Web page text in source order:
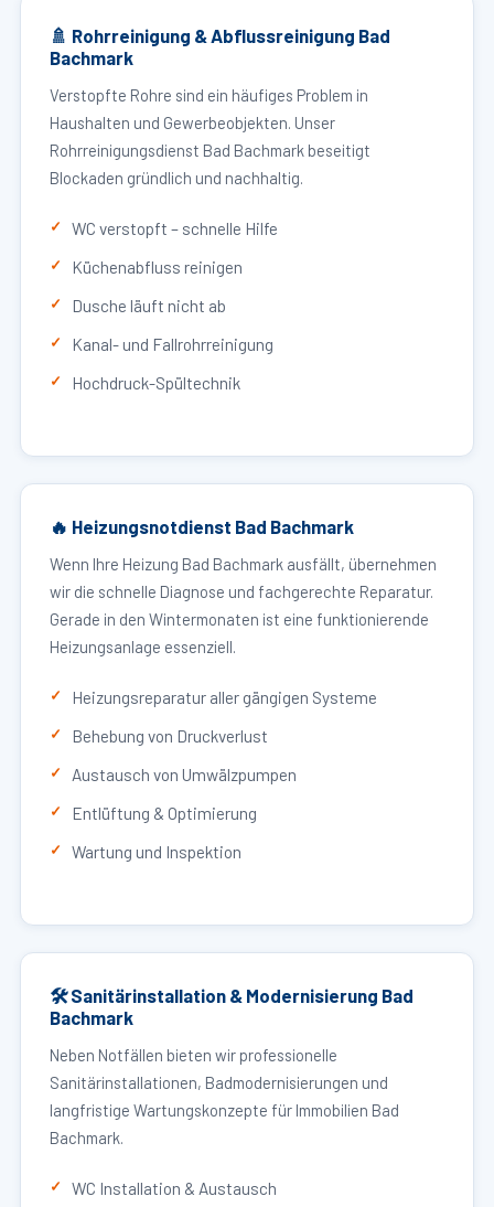
🚿 Rohrreinigung & Abflussreinigung Bad
Bachmark
Verstopfte Rohre sind ein häufiges Problem in
Haushalten und Gewerbeobjekten. Unser
Rohrreinigungsdienst Bad Bachmark beseitigt
Blockaden gründlich und nachhaltig.
WC verstopft – schnelle Hilfe
Küchenabfluss reinigen
Dusche läuft nicht ab
Kanal- und Fallrohrreinigung
Hochdruck-Spültechnik
🔥 Heizungsnotdienst Bad Bachmark
Wenn Ihre Heizung Bad Bachmark ausfällt, übernehmen
wir die schnelle Diagnose und fachgerechte Reparatur.
Gerade in den Wintermonaten ist eine funktionierende
Heizungsanlage essenziell.
Heizungsreparatur aller gängigen Systeme
Behebung von Druckverlust
Austausch von Umwälzpumpen
Entlüftung & Optimierung
Wartung und Inspektion
🛠 Sanitärinstallation & Modernisierung Bad
Bachmark
Neben Notfällen bieten wir professionelle
Sanitärinstallationen, Badmodernisierungen und
langfristige Wartungskonzepte für Immobilien Bad
Bachmark.
WC Installation & Austausch